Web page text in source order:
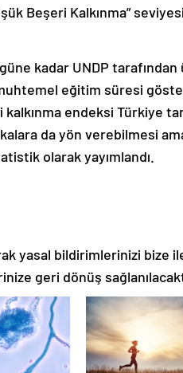
Beşeri Kalkınma”
kadar UNDP tarafından
eğitim süresi
kalkınma endeksi Türkiye
da yön verebilmesi
olarak yayımlandı.
yasal bildirimlerinizi bize
geri dönüş